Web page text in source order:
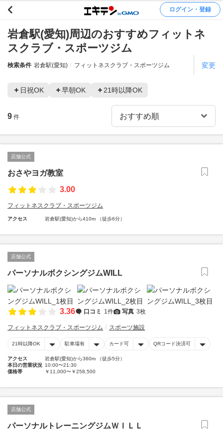
ログイン・登録
岩倉駅(愛知)周辺のおすすめフィットネ
スクラブ・スポーツジム
検索条件 岩倉駅(愛知) フィットネスクラブ・スポーツジム 変更
日祝OK 早朝OK 21時以降OK
9 件
店舗公式
おさやヨガ教室
3.00
フィットネスクラブ・スポーツジム
アクセス 岩倉駅(愛知)から410m （徒歩6分）
店舗公式
パーソナルボクシングジムWILL
3.36 口コミ 1件 写真 3枚
フィットネスクラブ・スポーツジム スポーツ施設
21時以降OK 駐車場有 カード可 QRコード決済可
アクセス
岩倉駅(愛知)から360m （徒歩5分）
本日の営業状況 10:00〜21:30
価格帯
￥11,000〜￥258,500
店舗公式
パーソナルトレーニングジムＷＩＬＬ